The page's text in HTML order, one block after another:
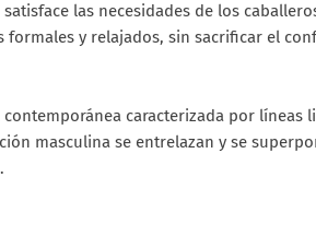
satisface las necesidades de los
formales y relajados, sin sacrificar el
contemporánea caracterizada por
masculina se entrelazan y se